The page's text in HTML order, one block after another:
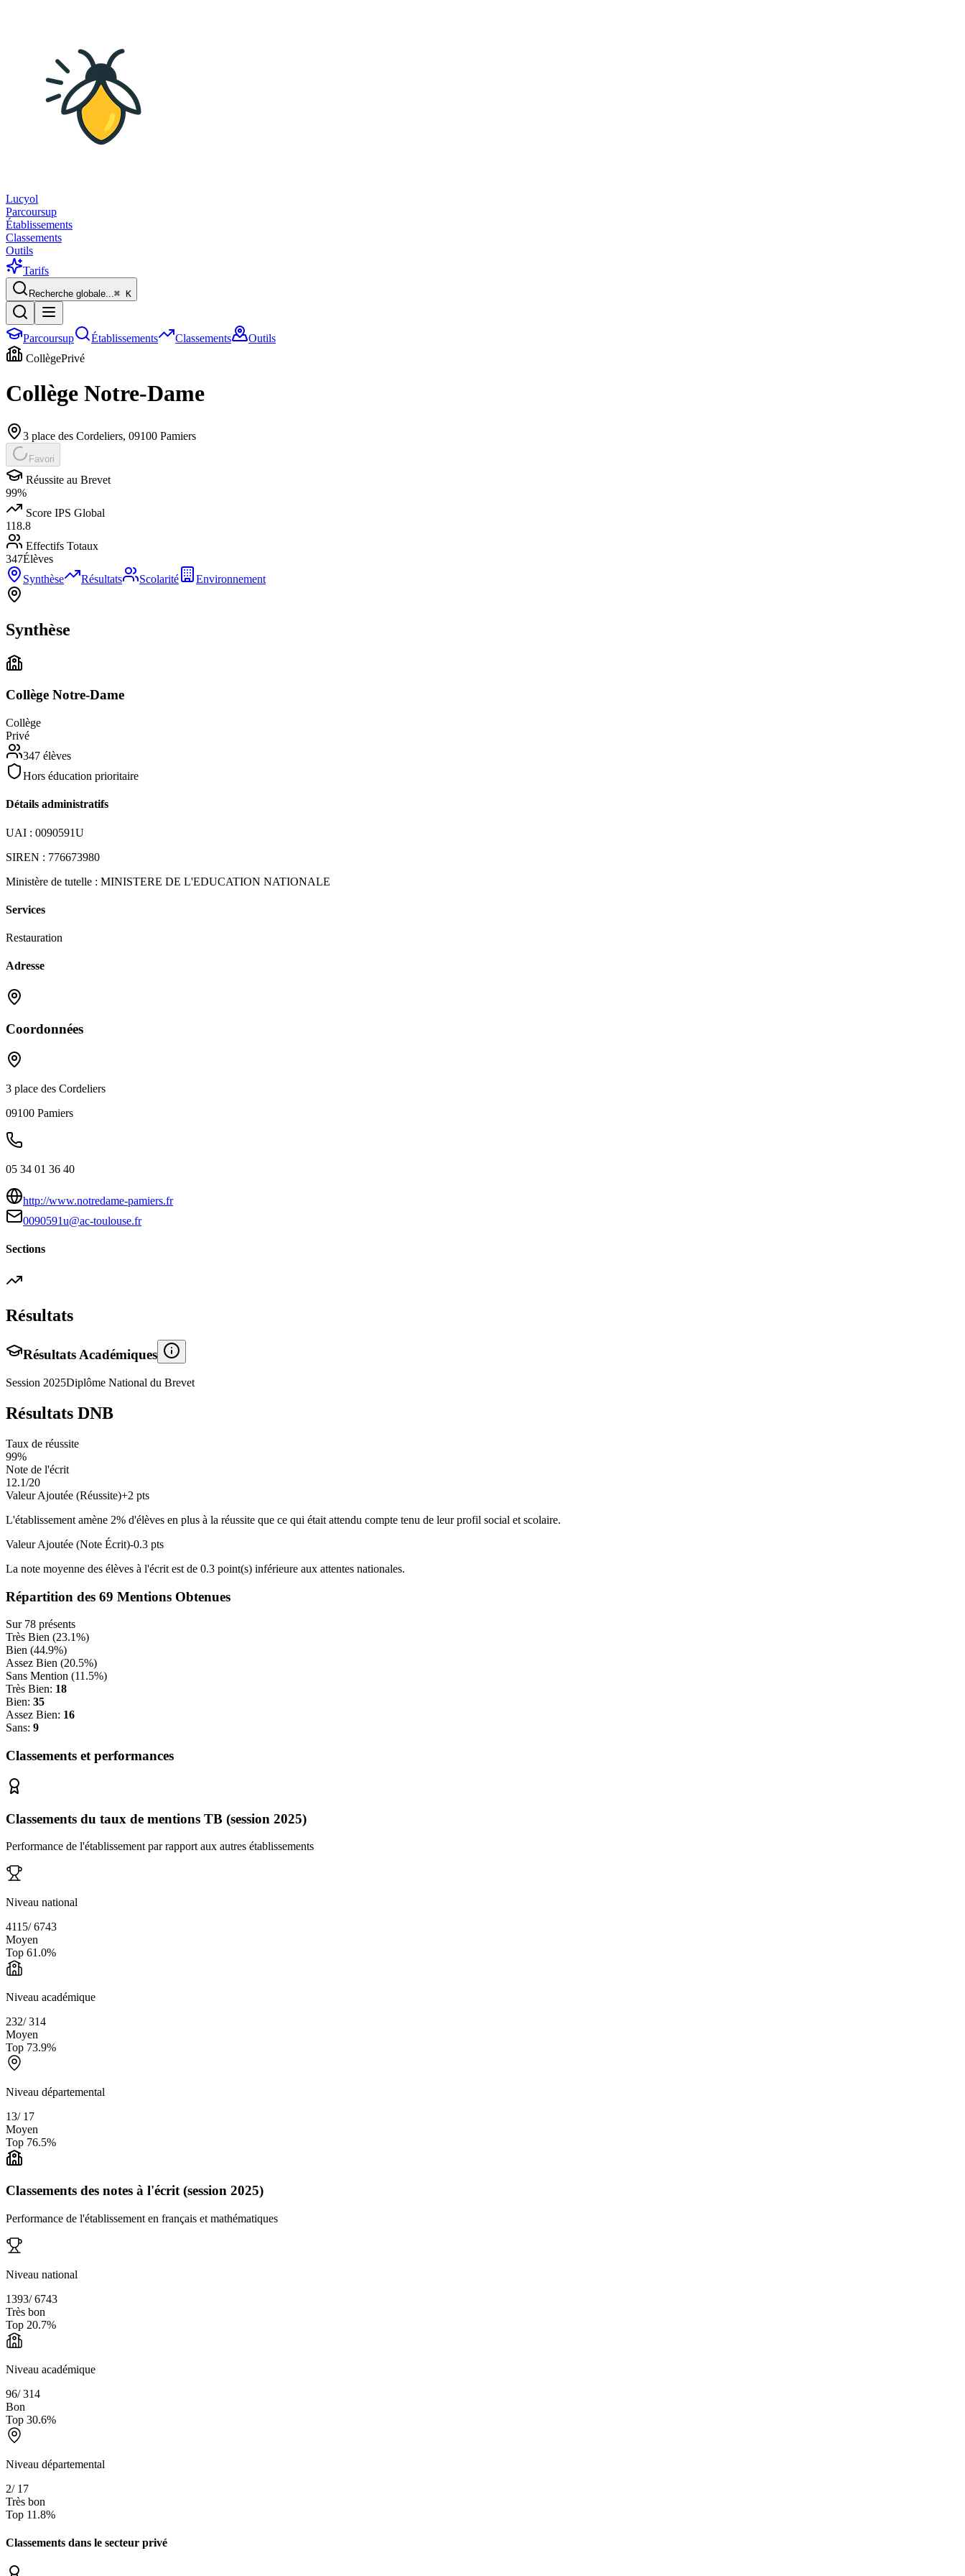
Lucyol
Parcoursup
Établissements
Classements
Outils
Tarifs
Recherche globale...⌘ K
Parcoursup Établissements Classements
Outils
CollègePrivé
Collège Notre-Dame
3 place des Cordeliers, 09100 Pamiers
Favori
Réussite au Brevet
99%
Score IPS Global
118.8
Effectifs Totaux
347Élèves
Synthèse
Résultats Scolarité Environnement
Synthèse
Collège Notre-Dame
Collège
Privé
347 élèves
Hors éducation prioritaire
Détails administratifs
UAI : 0090591U
SIREN : 776673980
Ministère de tutelle : MINISTERE DE L'EDUCATION NATIONALE
Services
Restauration
Adresse
Coordonnées
3 place des Cordeliers
09100 Pamiers
05 34 01 36 40
http://www.notredame-pamiers.fr
0090591u@ac-toulouse.fr
Sections
Résultats
Résultats Académiques
Session 2025Diplôme National du Brevet
Résultats DNB
Taux de réussite
99%
Note de l'écrit
12.1/20
Valeur Ajoutée (Réussite)+2 pts
L'établissement amène 2% d'élèves en plus à la réussite que ce qui était attendu compte tenu de leur profil social et scolaire.
Valeur Ajoutée (Note Écrit)-0.3 pts
La note moyenne des élèves à l'écrit est de 0.3 point(s) inférieure aux attentes nationales.
Répartition des 69 Mentions Obtenues
Sur 78 présents
Très Bien (23.1%)
Bien (44.9%)
Assez Bien (20.5%)
Sans Mention (11.5%)
Très Bien: 18
Bien: 35
Assez Bien: 16
Sans: 9
Classements et performances
Classements du taux de mentions TB (session 2025)
Performance de l'établissement par rapport aux autres établissements
Niveau national
4115/6743
Moyen
Top 61.0%
Niveau académique
232/314
Moyen
Top 73.9%
Niveau départemental
13/ 17
Moyen
Top 76.5%
Classements des notes à l'écrit (session 2025)
Performance de l'établissement en français et mathématiques
Niveau national
1393/6743
Très bon
Top 20.7%
Niveau académique
96/314
Bon
Top 30.6%
Niveau départemental
2/ 17
Très bon
Top 11.8%
Classements dans le secteur privé